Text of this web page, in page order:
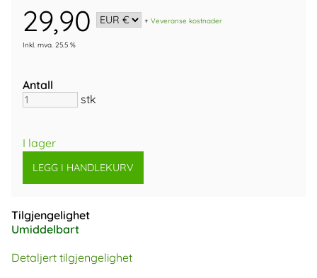
29,90 +Veveranse kostnader
Inkl. mva. 25.5 %
Antall
stk
I lager
Tilgjengelighet
Umiddelbart
Detaljert tilgjengelighet